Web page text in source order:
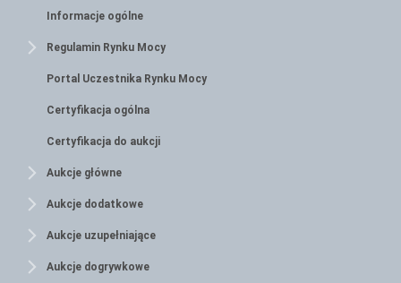
Informacje ogólne
Regulamin Rynku Mocy
Portal Uczestnika Rynku Mocy
Certyfikacja ogólna
Certyfikacja do aukcji
Aukcje główne
Aukcje dodatkowe
Aukcje uzupełniające
Aukcje dogrywkowe